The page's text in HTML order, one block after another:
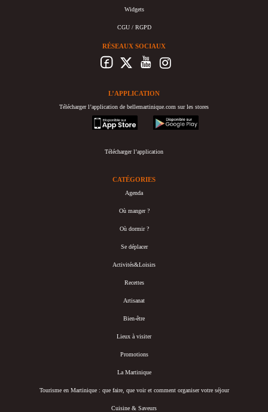
Widgets
CGU / RGPD
RÉSEAUX SOCIAUX
L’APPLICATION
Télécharger l’application de bellemartinique.com sur les stores
appstore
googleplay
Télécharger l’application
CATÉGORIES
Agenda
Où manger ?
Où dormir ?
Se déplacer
Activités&Loisirs
Recettes
Artisanat
Bien-être
Lieux à visiter
Promotions
La Martinique
Tourisme en Martinique : que faire, que voir et comment organiser votre séjour
Cuisine & Saveurs